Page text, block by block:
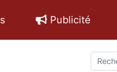
Publicité